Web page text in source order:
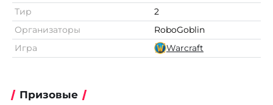
Тир
2
Организаторы
RoboGoblin
Игра
Warcraft
Призовые